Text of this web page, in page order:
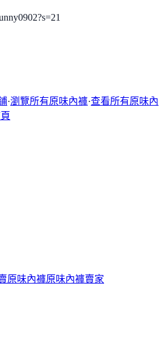
·瀏覽所有原味內褲·查看所有原味內
原味內褲原味內褲賣家